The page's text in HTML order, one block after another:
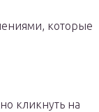
которые
кликнуть на